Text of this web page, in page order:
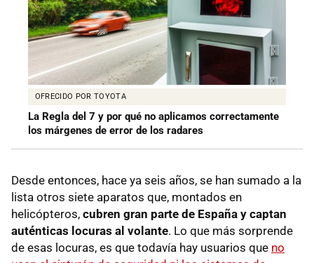
OFRECIDO POR TOYOTA
La Regla del 7 y por qué no aplicamos correctamente
los márgenes de error de los radares
Desde entonces, hace ya seis años, se han sumado a la
lista otros siete aparatos que, montados en
helicópteros, cubren gran parte de España y captan
auténticas locuras al volante. Lo que más sorprende
de esas locuras, es que todavía hay usuarios que no